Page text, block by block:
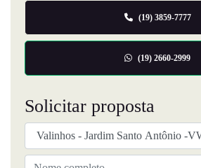
(19) 3859-7777
(19) 2660-2999
Solicitar proposta